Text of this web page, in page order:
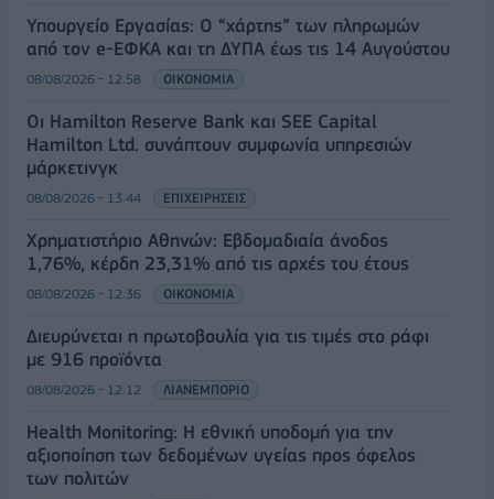
Υπουργείο Εργασίας: Ο “χάρτης” των πληρωμών
από τον e-ΕΦΚΑ και τη ΔΥΠΑ έως τις 14 Αυγούστου
08/08/2026 - 12:58 ΟΙΚΟΝΟΜΙΑ
Οι Hamilton Reserve Bank και SEE Capital
Hamilton Ltd. συνάπτουν συμφωνία υπηρεσιών
μάρκετινγκ
08/08/2026 - 13:44 ΕΠΙΧΕΙΡΗΣΕΙΣ
Χρηματιστήριο Αθηνών: Εβδομαδιαία άνοδος
1,76%, κέρδη 23,31% από τις αρχές του έτους
08/08/2026 - 12:36 ΟΙΚΟΝΟΜΙΑ
Διευρύνεται η πρωτοβουλία για τις τιμές στο ράφι
με 916 προϊόντα
08/08/2026 - 12:12 ΛΙΑΝΕΜΠΟΡΙΟ
Health Monitoring: Η εθνική υποδομή για την
αξιοποίηση των δεδομένων υγείας προς όφελος
των πολιτών